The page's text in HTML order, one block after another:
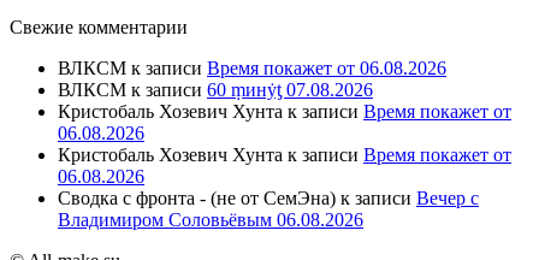
Свежие комментарии
ВЛКСМ к записи Время покажет от 06.08.2026
ВЛКСМ к записи 60 ṃинẏƫ 07.08.2026
Кристобаль Хозевич Хунта к записи Время покажет от
06.08.2026
Кристобаль Хозевич Хунта к записи Время покажет от
06.08.2026
Сводка с фронта - (не от СемЭна) к записи Вечер с
Владимиром Соловьёвым 06.08.2026